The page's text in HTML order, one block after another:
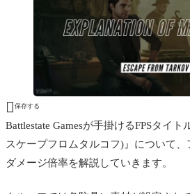
 保存する
Battlestate Gamesが手掛けるFPSタイト
スケープフロムタルコフ)』について
ダメージ倍率を解説していきます。